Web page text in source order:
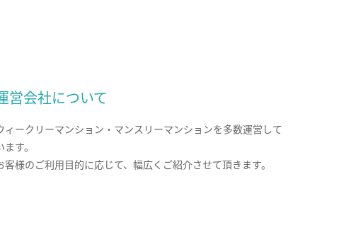
営会社について
ィークリーマンション・マンスリーマンションを多数運営して
ます。
客様のご利用目的に応じて、幅広くご紹介させて頂きます。